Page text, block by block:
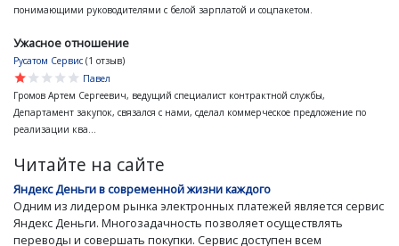
понимающими руководителями с белой зарплатой и соцпакетом.
Ужасное отношение
Русатом Сервис (1 отзыв)
star
star
star
star
star
Павел
Громов Артем Сергеевич, ведущий специалист контрактной службы,
Департамент закупок, связался с нами, сделал коммерческое предложение по
реализации ква...
Читайте на сайте
Яндекс Деньги в современной жизни каждого
Одним из лидером рынка электронных платежей является сервис
Яндекс Деньги. Многозадачность позволяет осуществлять
переводы и совершать покупки. Сервис доступен всем